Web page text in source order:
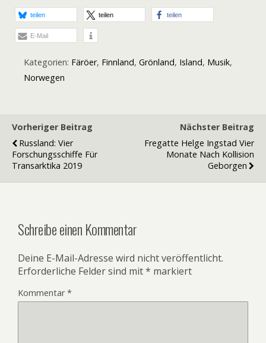
teilen teilen teilen
E-Mail
Kategorien: Färöer, Finnland, Grönland, Island, Musik,
Norwegen
Vorheriger Beitrag
Russland: Vier
Forschungsschiffe Für
Transarktika 2019
Nächster Beitrag
Fregatte Helge Ingstad Vier
Monate Nach Kollision
Geborgen
Schreibe einen Kommentar
Deine E-Mail-Adresse wird nicht veröffentlicht.
Erforderliche Felder sind mit* markiert
Kommentar*